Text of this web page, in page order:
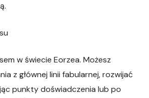
w świecie Eorzea. Możesz
z głównej linii fabularnej, rozwijać
punkty doświadczenia lub po